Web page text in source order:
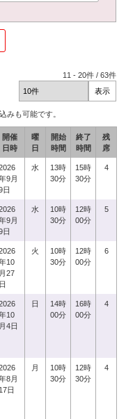
11 -20件 /63件
みも可能です。
開催
日時
曜
日
開始
時間
終了
時間
残
席
9月
日
水
13時
30分
15時
30分
4
9月
日
水
10時
30分
12時
00分
5
10
月27
日
火
10時
30分
12時
00分
6
10
月4日
日
14時
00分
16時
00分
4
8月
17日
月
10時
30分
12時
30分
4